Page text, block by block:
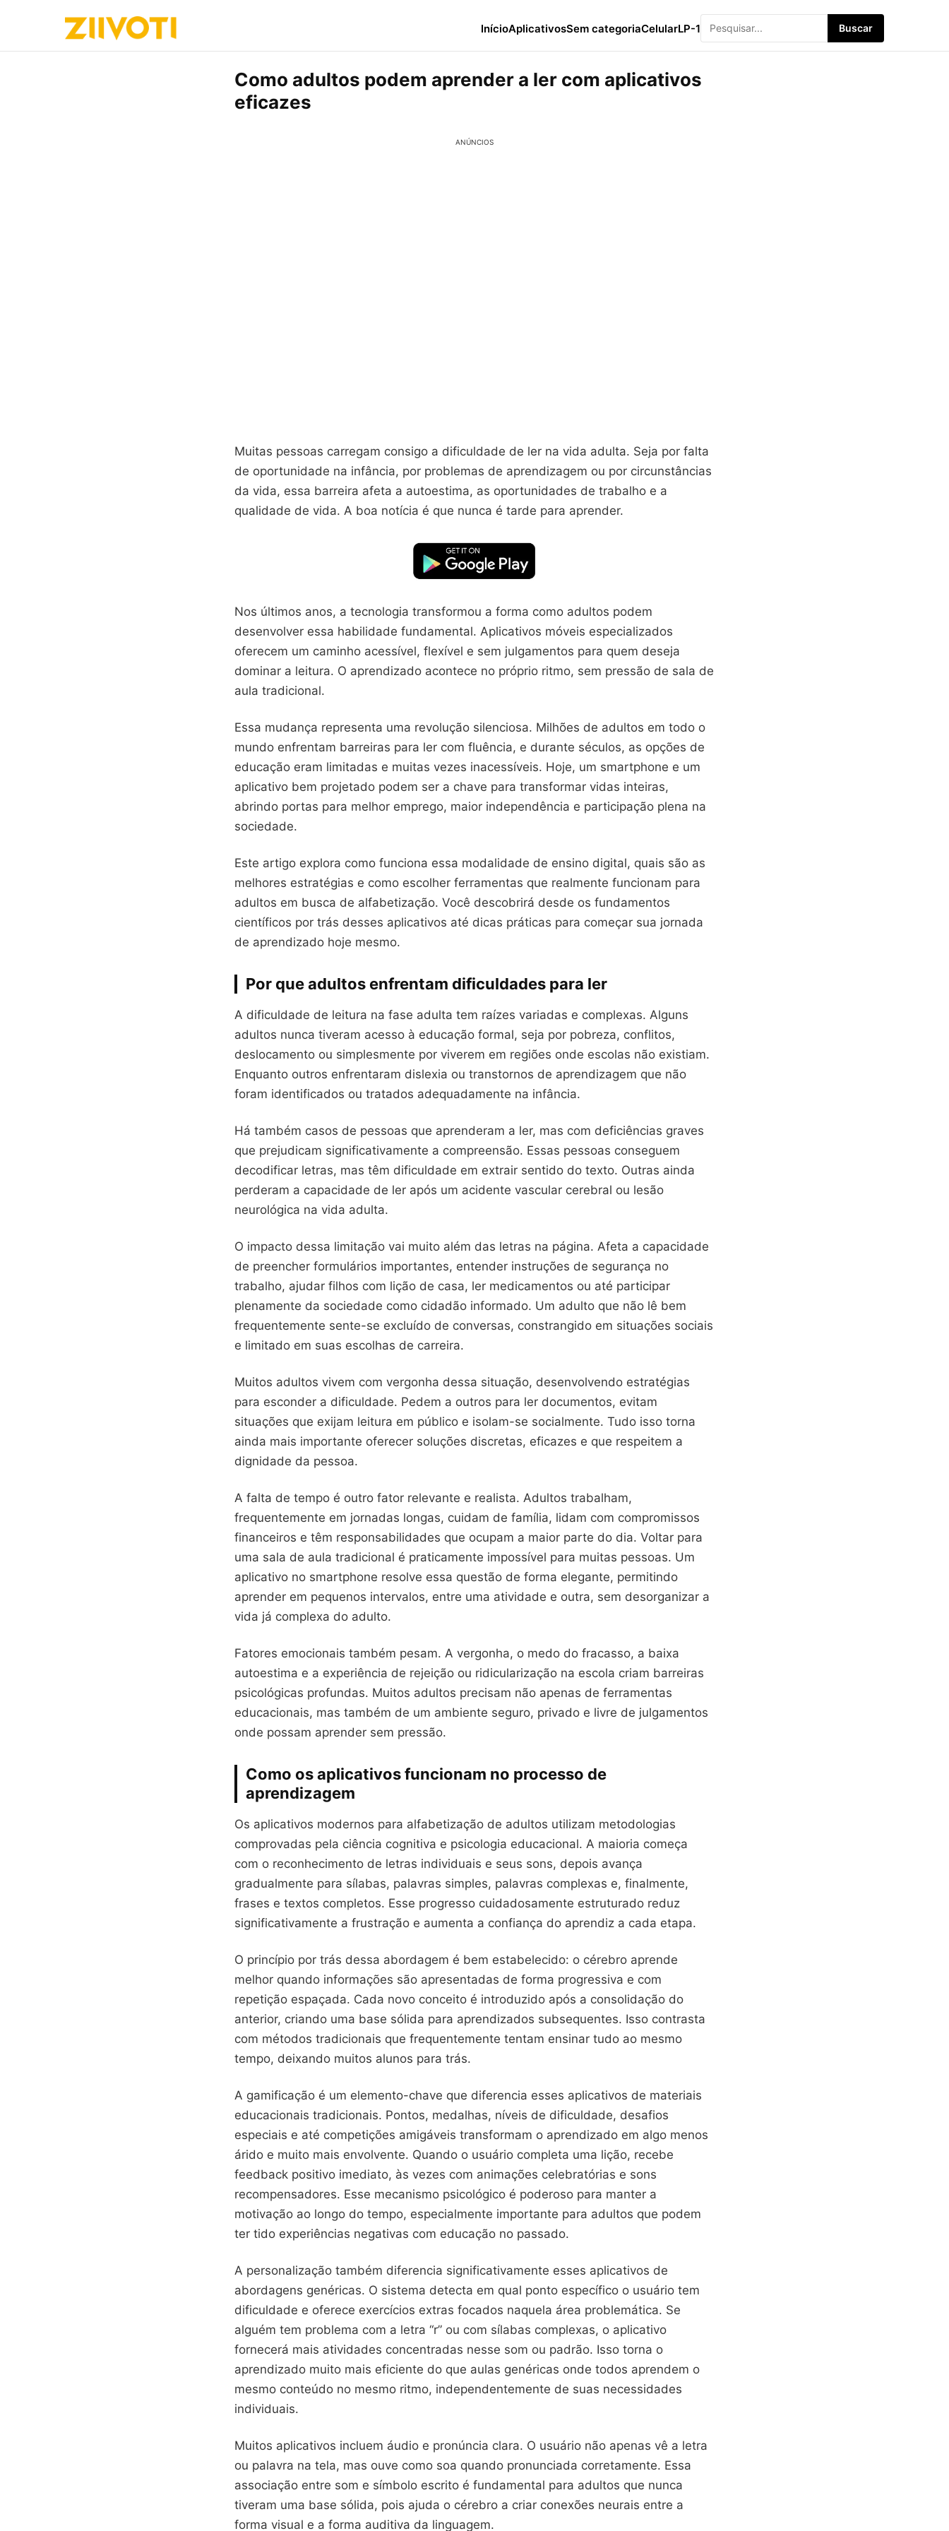
InícioAplicativosSem categoriaCelularLP-1 Buscar
Como adultos podem aprender a ler com aplicativos
eficazes
ANÚNCIOS
Muitas pessoas carregam consigo a dificuldade de ler na vida adulta. Seja por falta
de oportunidade na infância, por problemas de aprendizagem ou por circunstâncias
da vida, essa barreira afeta a autoestima, as oportunidades de trabalho e a
qualidade de vida. A boa notícia é que nunca é tarde para aprender.
Nos últimos anos, a tecnologia transformou a forma como adultos podem
desenvolver essa habilidade fundamental. Aplicativos móveis especializados
oferecem um caminho acessível, flexível e sem julgamentos para quem deseja
dominar a leitura. O aprendizado acontece no próprio ritmo, sem pressão de sala de
aula tradicional.
Essa mudança representa uma revolução silenciosa. Milhões de adultos em todo o
mundo enfrentam barreiras para ler com fluência, e durante séculos, as opções de
educação eram limitadas e muitas vezes inacessíveis. Hoje, um smartphone e um
aplicativo bem projetado podem ser a chave para transformar vidas inteiras,
abrindo portas para melhor emprego, maior independência e participação plena na
sociedade.
Este artigo explora como funciona essa modalidade de ensino digital, quais são as
melhores estratégias e como escolher ferramentas que realmente funcionam para
adultos em busca de alfabetização. Você descobrirá desde os fundamentos
científicos por trás desses aplicativos até dicas práticas para começar sua jornada
de aprendizado hoje mesmo.
Por que adultos enfrentam dificuldades para ler
A dificuldade de leitura na fase adulta tem raízes variadas e complexas. Alguns
adultos nunca tiveram acesso à educação formal, seja por pobreza, conflitos,
deslocamento ou simplesmente por viverem em regiões onde escolas não existiam.
Enquanto outros enfrentaram dislexia ou transtornos de aprendizagem que não
foram identificados ou tratados adequadamente na infância.
Há também casos de pessoas que aprenderam a ler, mas com deficiências graves
que prejudicam significativamente a compreensão. Essas pessoas conseguem
decodificar letras, mas têm dificuldade em extrair sentido do texto. Outras ainda
perderam a capacidade de ler após um acidente vascular cerebral ou lesão
neurológica na vida adulta.
O impacto dessa limitação vai muito além das letras na página. Afeta a capacidade
de preencher formulários importantes, entender instruções de segurança no
trabalho, ajudar filhos com lição de casa, ler medicamentos ou até participar
plenamente da sociedade como cidadão informado. Um adulto que não lê bem
frequentemente sente-se excluído de conversas, constrangido em situações sociais
e limitado em suas escolhas de carreira.
Muitos adultos vivem com vergonha dessa situação, desenvolvendo estratégias
para esconder a dificuldade. Pedem a outros para ler documentos, evitam
situações que exijam leitura em público e isolam-se socialmente. Tudo isso torna
ainda mais importante oferecer soluções discretas, eficazes e que respeitem a
dignidade da pessoa.
A falta de tempo é outro fator relevante e realista. Adultos trabalham,
frequentemente em jornadas longas, cuidam de família, lidam com compromissos
financeiros e têm responsabilidades que ocupam a maior parte do dia. Voltar para
uma sala de aula tradicional é praticamente impossível para muitas pessoas. Um
aplicativo no smartphone resolve essa questão de forma elegante, permitindo
aprender em pequenos intervalos, entre uma atividade e outra, sem desorganizar a
vida já complexa do adulto.
Fatores emocionais também pesam. A vergonha, o medo do fracasso, a baixa
autoestima e a experiência de rejeição ou ridicularização na escola criam barreiras
psicológicas profundas. Muitos adultos precisam não apenas de ferramentas
educacionais, mas também de um ambiente seguro, privado e livre de julgamentos
onde possam aprender sem pressão.
Como os aplicativos funcionam no processo de
aprendizagem
Os aplicativos modernos para alfabetização de adultos utilizam metodologias
comprovadas pela ciência cognitiva e psicologia educacional. A maioria começa
com o reconhecimento de letras individuais e seus sons, depois avança
gradualmente para sílabas, palavras simples, palavras complexas e, finalmente,
frases e textos completos. Esse progresso cuidadosamente estruturado reduz
significativamente a frustração e aumenta a confiança do aprendiz a cada etapa.
O princípio por trás dessa abordagem é bem estabelecido: o cérebro aprende
melhor quando informações são apresentadas de forma progressiva e com
repetição espaçada. Cada novo conceito é introduzido após a consolidação do
anterior, criando uma base sólida para aprendizados subsequentes. Isso contrasta
com métodos tradicionais que frequentemente tentam ensinar tudo ao mesmo
tempo, deixando muitos alunos para trás.
A gamificação é um elemento-chave que diferencia esses aplicativos de materiais
educacionais tradicionais. Pontos, medalhas, níveis de dificuldade, desafios
especiais e até competições amigáveis transformam o aprendizado em algo menos
árido e muito mais envolvente. Quando o usuário completa uma lição, recebe
feedback positivo imediato, às vezes com animações celebratórias e sons
recompensadores. Esse mecanismo psicológico é poderoso para manter a
motivação ao longo do tempo, especialmente importante para adultos que podem
ter tido experiências negativas com educação no passado.
A personalização também diferencia significativamente esses aplicativos de
abordagens genéricas. O sistema detecta em qual ponto específico o usuário tem
dificuldade e oferece exercícios extras focados naquela área problemática. Se
alguém tem problema com a letra “r” ou com sílabas complexas, o aplicativo
fornecerá mais atividades concentradas nesse som ou padrão. Isso torna o
aprendizado muito mais eficiente do que aulas genéricas onde todos aprendem o
mesmo conteúdo no mesmo ritmo, independentemente de suas necessidades
individuais.
Muitos aplicativos incluem áudio e pronúncia clara. O usuário não apenas vê a letra
ou palavra na tela, mas ouve como soa quando pronunciada corretamente. Essa
associação entre som e símbolo escrito é fundamental para adultos que nunca
tiveram uma base sólida, pois ajuda o cérebro a criar conexões neurais entre a
forma visual e a forma auditiva da linguagem.